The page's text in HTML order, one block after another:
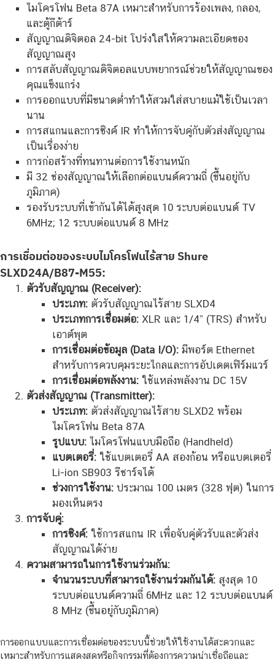
ไมโครโฟน Beta 87A เหมาะสำหรับการร้องเพลง, กลอง,
และตู้กีต้าร์
สัญญาณดิจิตอล 24-bit โปร่งใสให้ความละเอียดของ
สัญญาณสูง
การสลับสัญญาณดิจิตอลแบบพยากรณ์ช่วยให้สัญญาณของ
คุณแข็งแกร่ง
การออกแบบที่มีขนาดต่ำทำให้สวมใส่สบายแม้ใช้เป็นเวลา
นาน
การสแกนและการซิงค์ IR ทำให้การจับคู่กับตัวส่งสัญญาณ
เป็นเรื่องง่าย
การก่อสร้างที่ทนทานต่อการใช้งานหนัก
มี 32 ช่องสัญญาณให้เลือกต่อแบนด์ความถี่ (ขึ้นอยู่กับ
ภูมิภาค)
รองรับระบบที่เข้ากันได้ได้สูงสุด 10 ระบบต่อแบนด์ TV
6MHz; 12 ระบบต่อแบนด์ 8 MHz
การเชื่อมต่อของระบบไมโครโฟนไร้สาย Shure
SLXD24A/B87-M55:
ตัวรับสัญญาณ (Receiver):
ประเภท: ตัวรับสัญญาณไร้สาย SLXD4
ประเภทการเชื่อมต่อ: XLR และ 1/4” (TRS) สำหรับ
เอาต์พุต
การเชื่อมต่อข้อมูล (Data I/O): มีพอร์ต Ethernet
สำหรับการควบคุมระยะไกลและการอัปเดตเฟิร์มแวร์
การเชื่อมต่อพลังงาน: ใช้แหล่งพลังงาน DC 15V
ตัวส่งสัญญาณ (Transmitter):
ประเภท: ตัวส่งสัญญาณไร้สาย SLXD2 พร้อม
ไมโครโฟน Beta 87A
รูปแบบ: ไมโครโฟนแบบมือถือ (Handheld)
แบตเตอรี่: ใช้แบตเตอรี่ AA สองก้อน หรือแบตเตอรี่
Li-ion SB903 รีชาร์จได้
ช่วงการใช้งาน: ประมาณ 100 เมตร (328 ฟุต) ในการ
มองเห็นตรง
การจับคู่:
การซิงค์: ใช้การสแกน IR เพื่อจับคู่ตัวรับและตัวส่ง
สัญญาณได้ง่าย
ความสามารถในการใช้งานร่วมกัน:
จำนวนระบบที่สามารถใช้งานร่วมกันได้: สูงสุด 10
ระบบต่อแบนด์ความถี่ 6MHz และ 12 ระบบต่อแบนด์
8 MHz (ขึ้นอยู่กับภูมิภาค)
การออกแบบและการเชื่อมต่อของระบบนี้ช่วยให้ใช้งานได้สะดวกและ
เหมาะสำหรับการแสดงสดหรือกิจกรรมที่ต้องการความน่าเชื่อถือและ